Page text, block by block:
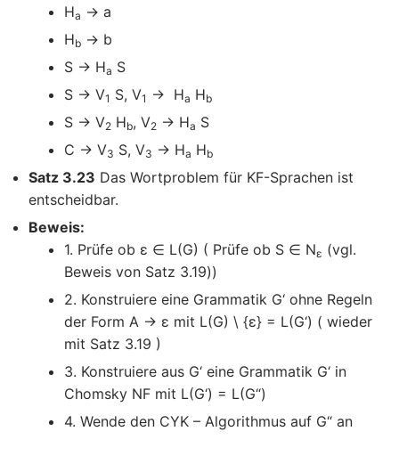
Ha → a
Hb → b
S → Ha S
S → V1 S, V1 → Ha Hb
S → V2 Hb, V2 → Ha S
C → V3 S, V3 → Ha Hb
Satz 3.23 Das Wortproblem für KF-Sprachen ist
entscheidbar.
Beweis:
1. Prüfe ob ε ∈ L(G) ( Prüfe ob S ∈ Nε (vgl.
Beweis von Satz 3.19))
2. Konstruiere eine Grammatik G‘ ohne Regeln
der Form A → ε mit L(G) \ {ε} = L(G‘) ( wieder
mit Satz 3.19 )
3. Konstruiere aus G‘ eine Grammatik G‘ in
Chomsky NF mit L(G‘) = L(G“)
4. Wende den CYK – Algorithmus auf G“ an